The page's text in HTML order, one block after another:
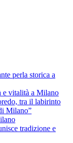
perla storica a
e vitalità a Milano
tra il labirinto
Milano”
tradizione e